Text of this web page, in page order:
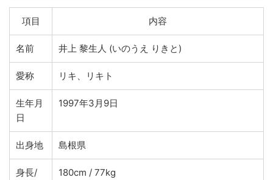
項目 内容
名前 井上 黎生人 (いのうえ りきと)
愛称 リキ、リキト
生年月
日
1997年3月9日
出身地 島根県
身長/
180cm / 77kg